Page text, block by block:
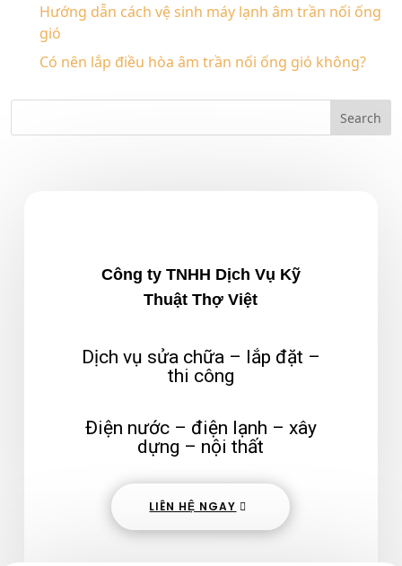
Hướng dẫn cách vệ sinh máy lạnh âm trần nối ống
gió
Có nên lắp điều hòa âm trần nối ống gió không?
Công ty TNHH Dịch Vụ Kỹ
Thuật Thợ Việt
Dịch vụ sửa chữa – lắp đặt –
thi công
Điện nước – điện lạnh – xây
dựng – nội thất
LIÊN HỆ NGAY